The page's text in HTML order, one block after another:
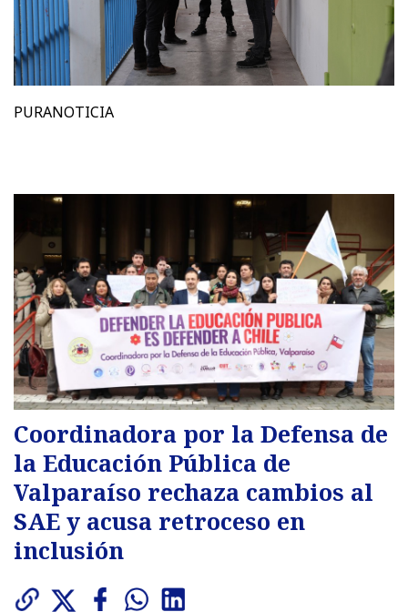
PURANOTICIA
Coordinadora por la Defensa de
la Educación Pública de
Valparaíso rechaza cambios al
SAE y acusa retroceso en
inclusión